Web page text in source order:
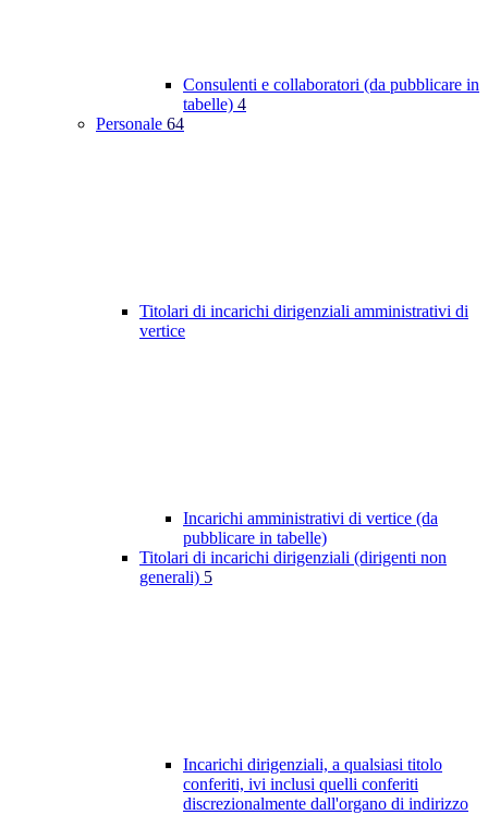
Consulenti e collaboratori (da pubblicare in
tabelle) 4
Personale 64
Titolari di incarichi dirigenziali amministrativi di
vertice
Incarichi amministrativi di vertice (da
pubblicare in tabelle)
Titolari di incarichi dirigenziali (dirigenti non
generali) 5
Incarichi dirigenziali, a qualsiasi titolo
conferiti, ivi inclusi quelli conferiti
discrezionalmente dall'organo di indirizzo